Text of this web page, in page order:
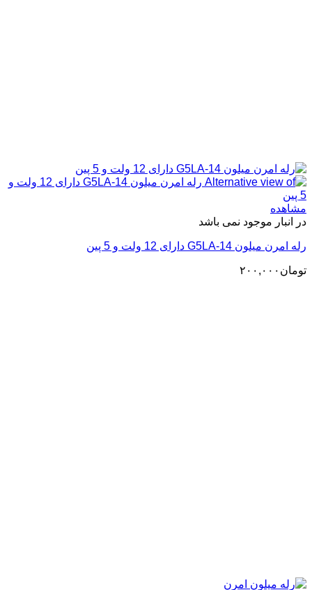
مشاهده
در انبار موجود نمی باشد
رله امرن میلون G5LA-14 دارای 12 ولت و 5 پین
تومان ۲۰۰,۰۰۰